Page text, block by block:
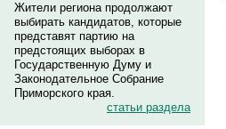
Жители региона продолжают
выбирать кандидатов, которые
представят партию на
предстоящих выборах в
Государственную Думу и
Законодательное Собрание
Приморского края.
статьи раздела